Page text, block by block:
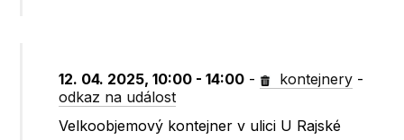
12. 04. 2025, 10:00 - 14:00 - kontejnery -
odkaz na událost
Velkoobjemový kontejner v ulici U Rajské